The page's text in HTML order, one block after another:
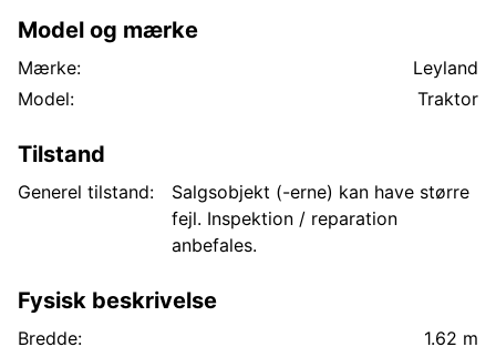
Model og mærke
Mærke:
Leyland
Model:
Traktor
Tilstand
Generel tilstand:
Salgsobjekt (-erne) kan have større
fejl. Inspektion / reparation
anbefales.
Fysisk beskrivelse
Bredde:
1.62 m